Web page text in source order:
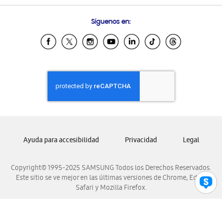
Samsung Ecuador
Samsung El Salvador
Samsung Honduras
Samsung Nicaragua
Samsung Panamá
Samsung Venezuela
Síguenos en:
Copyright© 1995-2025 SAMSUNG Todos los Derechos Reservados.
Este sitio se ve mejor en las últimas versiones de Chrome, Edge,
Safari y Mozilla Firefox.
Ayuda para accesibilidad Privacidad Legal